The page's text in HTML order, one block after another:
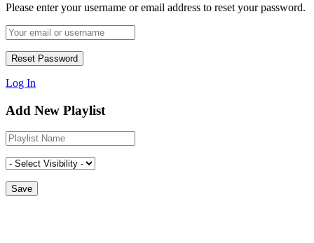
Please enter your username or email address to reset your password.
Log In
Add New Playlist